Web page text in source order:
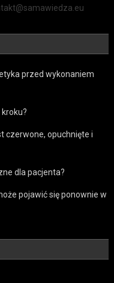
przed wykonaniem
czerwone, opuchnięte i
dla pacjenta?
pojawić się ponownie w